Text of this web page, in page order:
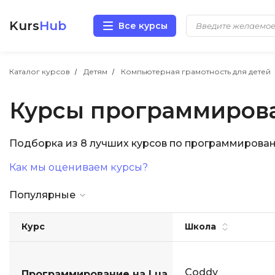
KursHub Все курсы
Каталог курсов Детям Компьютерная грамотность для детей
Курсы
Подборка из 8 лучших курсов по
Как мы оцениваем курсы?
Популярные
Курс Школа
Coddy
Разработка
Маркетинг
Аналитика
Иностранные языки